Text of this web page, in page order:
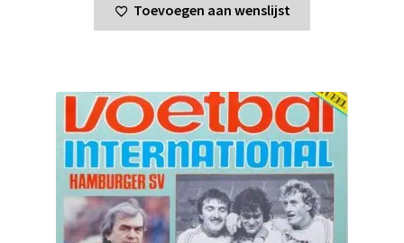
Toevoegen aan wenslijst